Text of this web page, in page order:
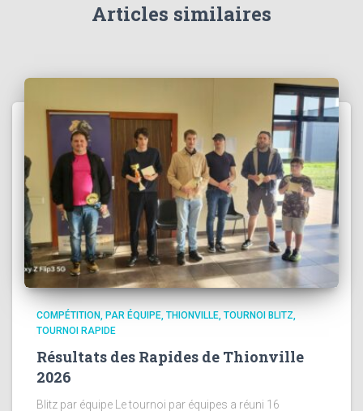
Articles similaires
COMPÉTITION PAR ÉQUIPE THIONVILLE TOURNOI BLITZ
TOURNOI RAPIDE
Résultats des Rapides de Thionville
2026
Blitz par équipe Le tournoi par équipes a réuni 16